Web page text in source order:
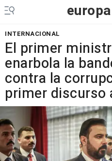
europa
INTERNACIONAL
El primer
enarbola la
contra la
primer discurso